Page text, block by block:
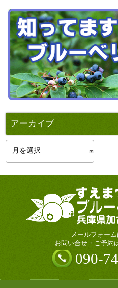
アーカイブ
イ
メールフォー
お問い合せ・ご予約
090-